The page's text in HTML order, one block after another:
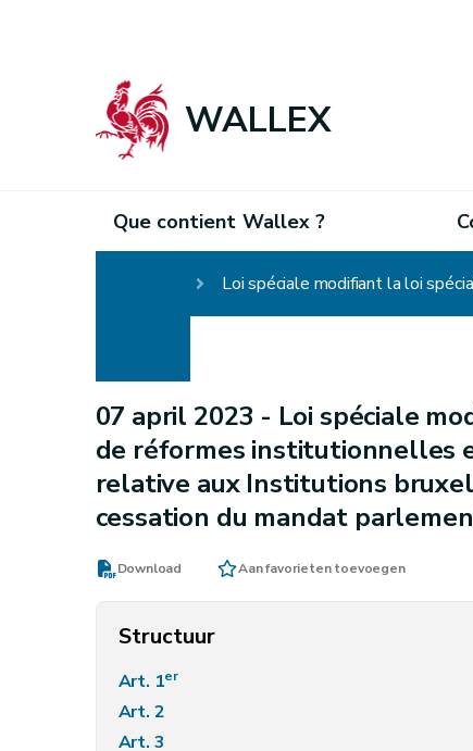
WALLEX
Que contient Wallex ?
07 april 2023 - Loi spéciale
de réformes institutionnelles
relative aux Institutions
cessation du mandat
Download Aan favorieten toevoegen
Structuur
Art. 1er
Art. 2
Art. 3